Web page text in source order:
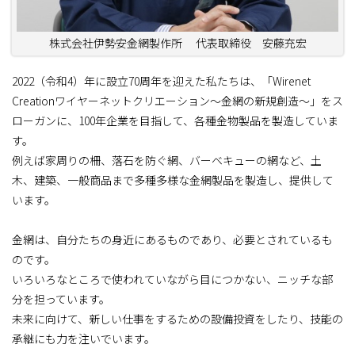
株式会社伊勢安金網製作所 代表取締役 安藤充宏
2022（令和4）年に設立70周年を迎えた私たちは、「Wirenet
Creationワイヤーネットクリエーション～金網の新規創造～」をス
ローガンに、100年企業を目指して、各種金物製品を製造していま
す。
例えば家周りの柵、落石を防ぐ網、バーベキューの網など、土
木、建築、一般商品まで多種多様な金網製品を製造し、提供して
います。
金網は、自分たちの身近にあるものであり、必要とされているも
のです。
いろいろなところで使われていながら目につかない、ニッチな部
分を担っています。
未来に向けて、新しい仕事をするための設備投資をしたり、技能の
承継にも力を注いでいます。